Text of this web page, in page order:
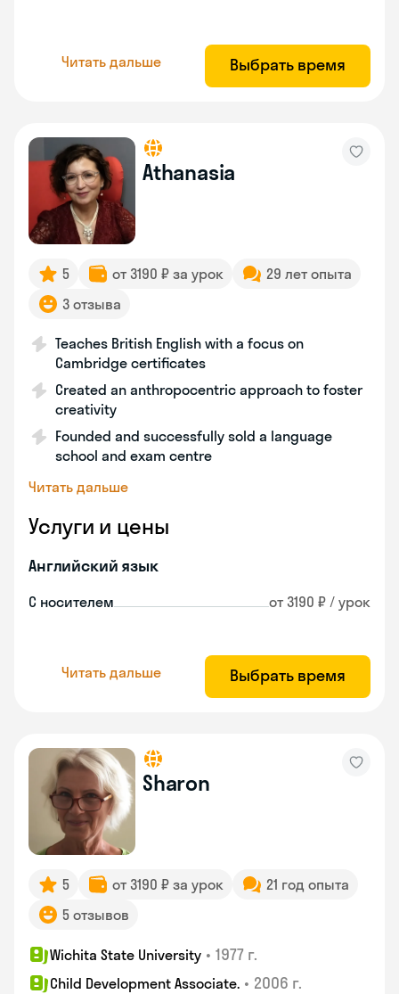
Читать дальше Выбрать время
Athanasia
5 от 3190 ₽ за урок
29 лет опыта
3 отзыва
Teaches British English with a focus on
Cambridge certificates
Created an anthropocentric approach to foster
creativity
Founded and successfully sold a language
school and exam centre
Читать дальше
Услуги и цены
Английский язык
С носителем от 3190 ₽ / урок
Читать дальше Выбрать время
Sharon
5 от 3190 ₽ за урок
21 год опыта
5 отзывов
Wichita State University • 1977 г.
Child Development Associate. • 2006 г.